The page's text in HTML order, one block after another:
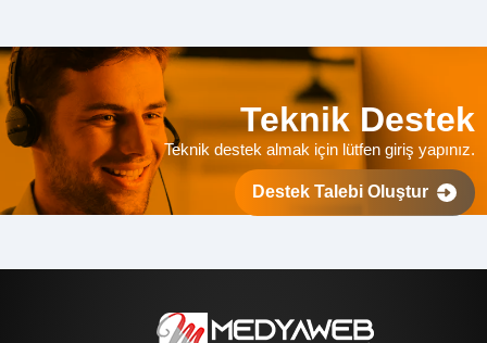
Teknik Destek
Teknik destek almak için lütfen giriş yapınız.
Destek Talebi Oluştur